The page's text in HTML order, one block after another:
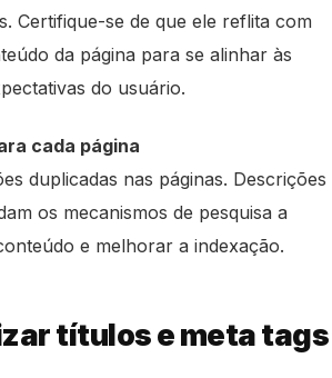
Certifique-se de que ele reflita com
da página para se alinhar às
do usuário.
cada página
duplicadas nas páginas. Descrições
os mecanismos de pesquisa a
e melhorar a indexação.
títulos e meta tags